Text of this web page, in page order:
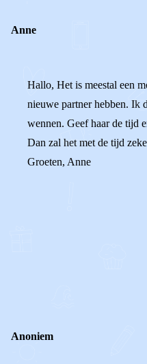
Anne
Hallo, Het is meestal een
nieuwe partner hebben. Ik
wennen. Geef haar de tijd
Dan zal het met de tijd
Groeten, Anne
Anoniem